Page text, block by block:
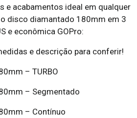
e acabamentos ideal em qualquer
disco diamantado 180mm em 3
e econômica GOPro:
e descrição para conferir!
– TURBO
– Segmentado
– Contínuo